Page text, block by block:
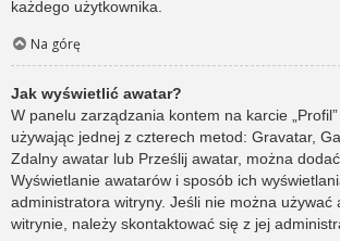
każdego użytkownika.
Na górę
Jak wyświetlić awatar?
W panelu zarządzania kontem na karcie „Profil”
używając jednej z czterech metod: Gravatar,
Zdalny awatar lub Prześlij awatar, można
Wyświetlanie awatarów i sposób ich
administratora witryny. Jeśli nie można używać
witrynie, należy skontaktować się z jej